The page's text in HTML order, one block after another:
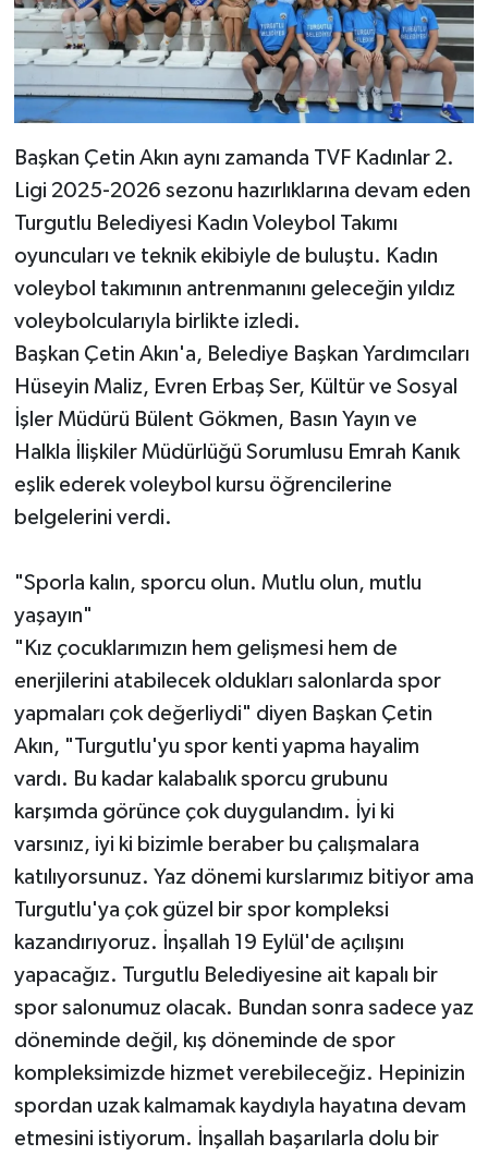
Başkan Çetin Akın aynı zamanda TVF Kadınlar 2.
Ligi 2025-2026 sezonu hazırlıklarına devam eden
Turgutlu Belediyesi Kadın Voleybol Takımı
oyuncuları ve teknik ekibiyle de buluştu. Kadın
voleybol takımının antrenmanını geleceğin yıldız
voleybolcularıyla birlikte izledi.
Başkan Çetin Akın'a, Belediye Başkan Yardımcıları
Hüseyin Maliz, Evren Erbaş Ser, Kültür ve Sosyal
İşler Müdürü Bülent Gökmen, Basın Yayın ve
Halkla İlişkiler Müdürlüğü Sorumlusu Emrah Kanık
eşlik ederek voleybol kursu öğrencilerine
belgelerini verdi.
"Sporla kalın, sporcu olun. Mutlu olun, mutlu
yaşayın"
"Kız çocuklarımızın hem gelişmesi hem de
enerjilerini atabilecek oldukları salonlarda spor
yapmaları çok değerliydi" diyen Başkan Çetin
Akın, "Turgutlu'yu spor kenti yapma hayalim
vardı. Bu kadar kalabalık sporcu grubunu
karşımda görünce çok duygulandım. İyi ki
varsınız, iyi ki bizimle beraber bu çalışmalara
katılıyorsunuz. Yaz dönemi kurslarımız bitiyor ama
Turgutlu'ya çok güzel bir spor kompleksi
kazandırıyoruz. İnşallah 19 Eylül'de açılışını
yapacağız. Turgutlu Belediyesine ait kapalı bir
spor salonumuz olacak. Bundan sonra sadece yaz
döneminde değil, kış döneminde de spor
kompleksimizde hizmet verebileceğiz. Hepinizin
spordan uzak kalmamak kaydıyla hayatına devam
etmesini istiyorum. İnşallah başarılarla dolu bir